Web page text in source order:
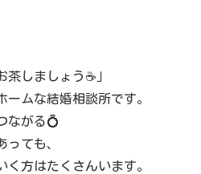
茶しましょう☕️」
ムな結婚相談所です。
ながる💍
っても、
方はたくさんいます。